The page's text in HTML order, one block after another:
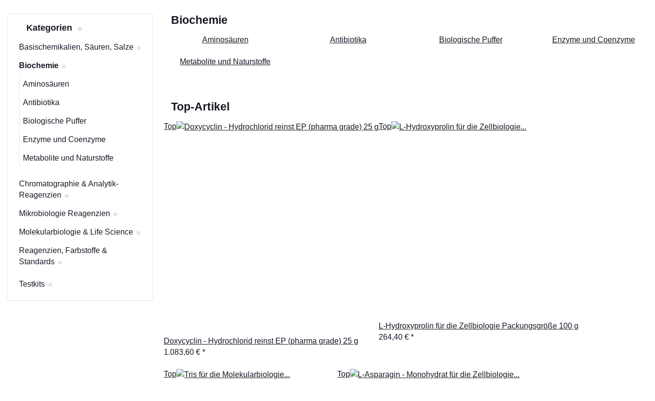
Biochemie
Aminosäuren Antibiotika Biologische Puffer Enzyme und Coenzyme
Metabolite und Naturstoffe
Top-Artikel
Top
Doxycyclin - Hydrochlorid reinst EP (pharma grade) 25 g
1.083,60 € *
Top
L-Hydroxyprolin für die Zellbiologie Packungsgröße 100 g
264,40 € *
Top Top
Kategorien
Basischemikalien, Säuren, Salze
Biochemie
Aminosäuren
Antibiotika
Biologische Puffer
Enzyme und Coenzyme
Metabolite und Naturstoffe
Chromatographie & Analytik-
Reagenzien
Mikrobiologie Reagenzien
Molekularbiologie & Life Science
Reagenzien, Farbstoffe &
Standards
Testkits